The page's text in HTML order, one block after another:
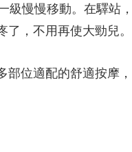
慢慢移動。在驛站，
，不用再使大勁兒。
位適配的舒適按摩，